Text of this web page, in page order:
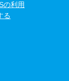
の利用
る